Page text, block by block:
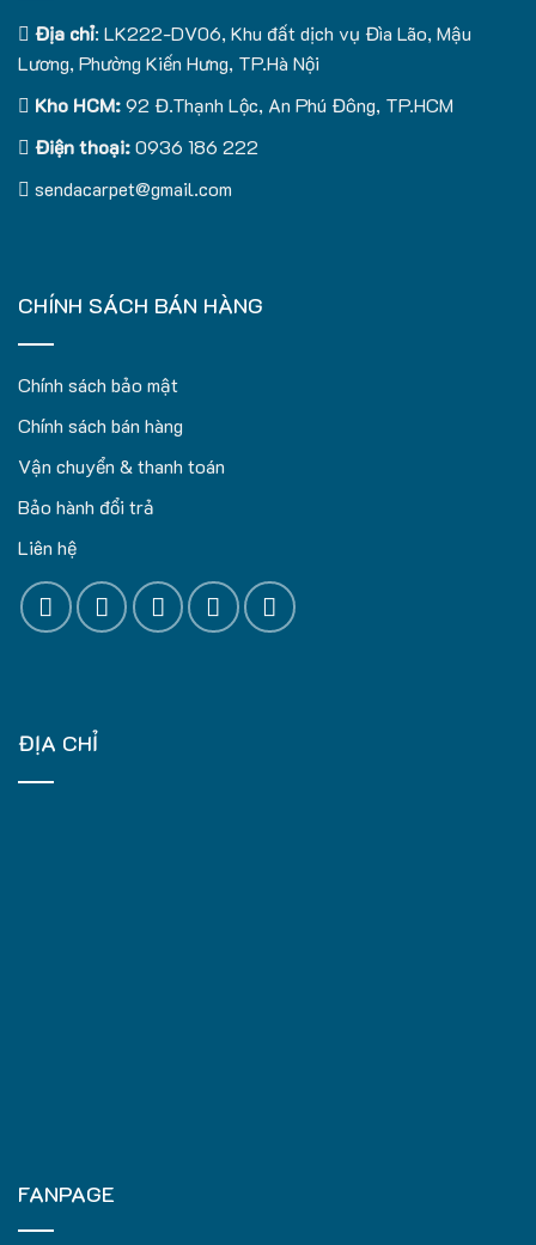
Địa chỉ: LK222-DV06, Khu đất dịch vụ Đìa Lão, Mậu
Lương, Phường Kiến Hưng, TP.Hà Nội
Kho HCM:92 Đ.Thạnh Lộc, An Phú Đông, TP.HCM
Điện thoại:0936 186 222
sendacarpet@gmail.com
CHÍNH SÁCH BÁN HÀNG
Chính sách bảo mật
Chính sách bán hàng
Vận chuyển & thanh toán
Bảo hành đổi trả
Liên hệ
ĐỊA CHỈ
FANPAGE